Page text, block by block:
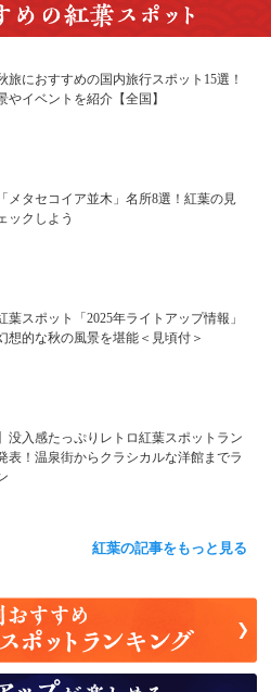
旅におすすめの国内旅行スポット15選！
やイベントを紹介【全国】
メタセコイア並木」名所8選！紅葉の見
ックしよう
葉スポット「2025年ライトアップ情報」
想的な秋の風景を堪能＜見頃付＞
没入感たっぷりレトロ紅葉スポットラン
表！温泉街からクラシカルな洋館までラ
紅葉の記事をもっと見る